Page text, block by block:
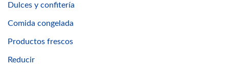
Dulces y confitería
Comida congelada
Productos frescos
Reducir